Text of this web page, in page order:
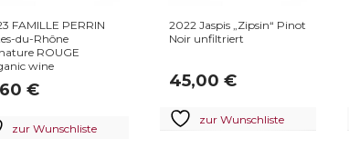
FAMILLE PERRIN
du-Rhône
ROUGE
wine
€
zur Wunschliste
2022 Jaspis „Zipsin“ Pinot
Noir unfiltriert
45,00€
zur Wunschliste